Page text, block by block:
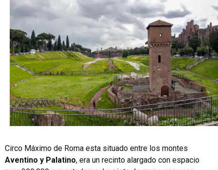
Circo Máximo de Roma esta situado entre los montes
Aventino y Palatino, era un recinto alargado con espacio